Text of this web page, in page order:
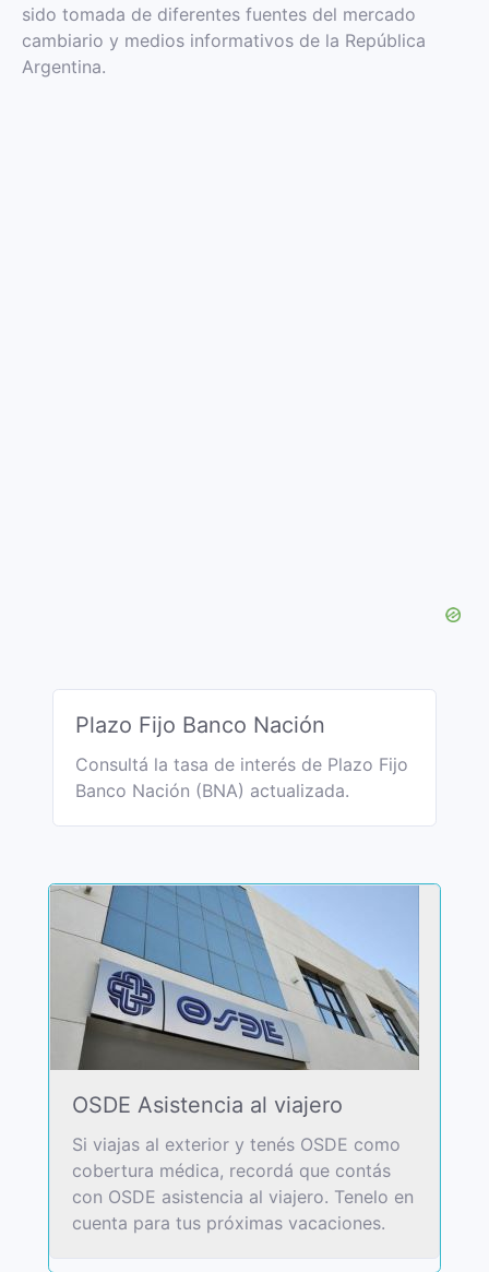
sido tomada de diferentes fuentes del mercado
cambiario y medios informativos de la República
Argentina.
Plazo Fijo Banco Nación
Consultá la tasa de interés de Plazo Fijo
Banco Nación (BNA) actualizada.
OSDE Asistencia al viajero
Si viajas al exterior y tenés OSDE como
cobertura médica, recordá que contás
con OSDE asistencia al viajero. Tenelo en
cuenta para tus próximas vacaciones.